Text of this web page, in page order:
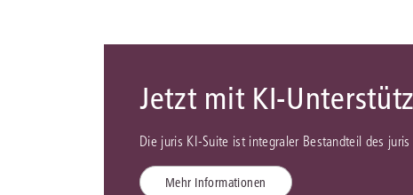
Jetzt mit KI-
Die juris KI-Suite ist integraler Bestandteil des
Mehr Informationen